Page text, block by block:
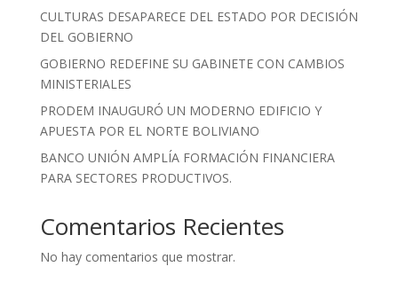
CULTURAS DESAPARECE DEL ESTADO POR DECISIÓN
DEL GOBIERNO
GOBIERNO REDEFINE SU GABINETE CON CAMBIOS
MINISTERIALES
PRODEM INAUGURÓ UN MODERNO EDIFICIO Y
APUESTA POR EL NORTE BOLIVIANO
BANCO UNIÓN AMPLÍA FORMACIÓN FINANCIERA
PARA SECTORES PRODUCTIVOS.
Comentarios Recientes
No hay comentarios que mostrar.